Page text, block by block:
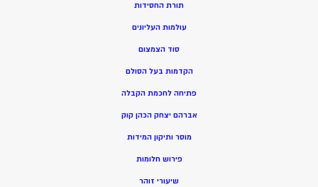
תורת החסידות
עולמות העליונים
סוד הצמצום
הקדמות בעל הסולם
פתיחה לחכמת הקבלה
אברהם יצחק הכהן קוק
מוסר ותיקון המידות
פירוש חלומות
שיעורי זוהר